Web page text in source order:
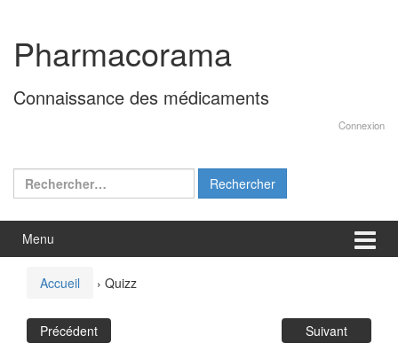
contenu
menu
principal
Pharmacorama
Connaissance des médicaments
Connexion
Rechercher :
Menu
Accueil › Quizz
Précédent Suivant